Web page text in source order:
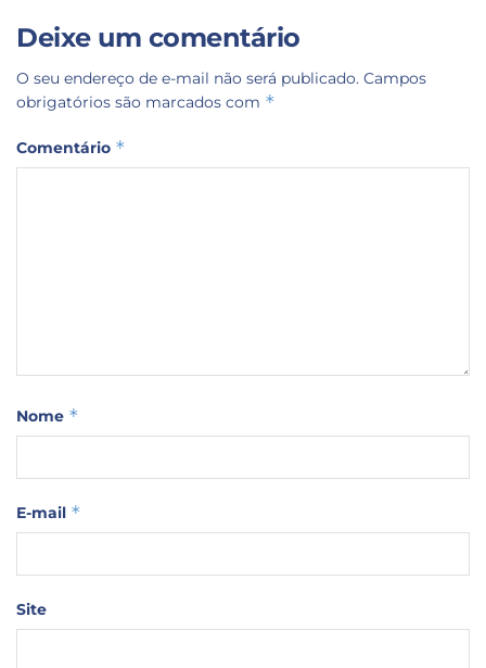
Deixe um comentário
O seu endereço de e-mail não será publicado. Campos
obrigatórios são marcados com *
Comentário *
Nome *
E-mail *
Site